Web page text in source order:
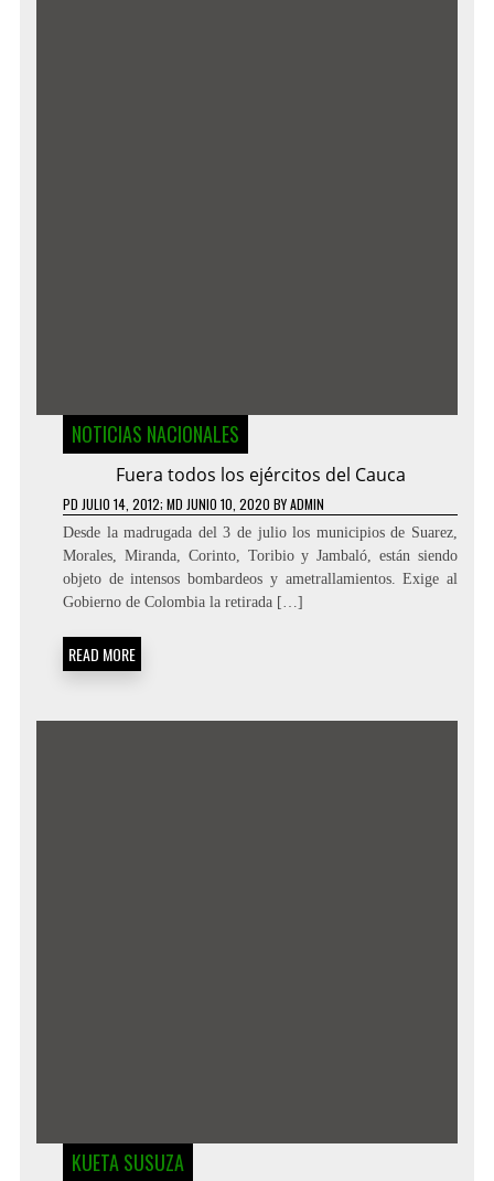
NOTICIAS NACIONALES
Fuera todos los ejércitos del Cauca
PD JULIO 14, 2012; MD JUNIO 10, 2020 BYADMIN
Desde la madrugada del 3 de julio los municipios de Suarez,
Morales, Miranda, Corinto, Toribio y Jambaló, están siendo
objeto de intensos bombardeos y ametrallamientos. Exige al
Gobierno de Colombia la retirada […]
READ MORE
KUETA SUSUZA